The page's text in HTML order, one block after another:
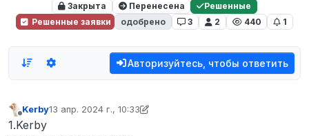
Закрыта Перенесена
Решенные
Решенные заявки
одобрено 3 2 440 1
Авторизуйтесь, чтобы ответить
Не в сети
Kerby13 апр. 2024 г., 10:33
отредактировано roobys
1.Kerby